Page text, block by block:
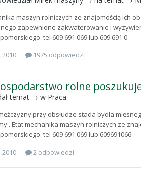
maszyn rolniczych ze znajomością ich
zapewnione zakwaterowanie i
tel 609 691 069 lub 609 691 0
2010
1975 odpowiedzi
rolne
temat → w Praca
przy obsłudze stada bydła
. Etat mechanika maszyn rolniczych ze
tel 609 691 069 lub 609691066
2010
2 odpowiedzi